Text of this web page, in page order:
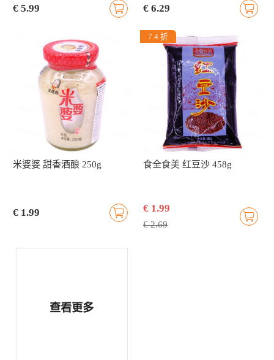
€ 5.99 € 6.29
米婆婆 甜香酒酿 250g
€ 1.99
7.4 折
食全食美 红豆沙 458g
€ 1.99
€ 2.69